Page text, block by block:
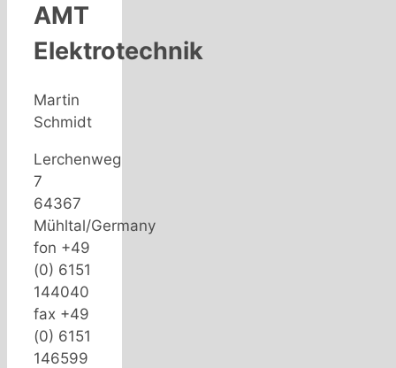
AMT
Elektrotechnik
Martin
Schmidt
Lerchenweg
7
64367
Mühltal/Germany
fon +49
(0) 6151
144040
fax +49
(0) 6151
146599